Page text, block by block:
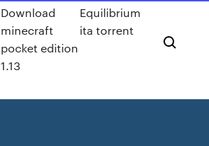
Download
minecraft
pocket edition
1.13
Equilibrium
ita torrent